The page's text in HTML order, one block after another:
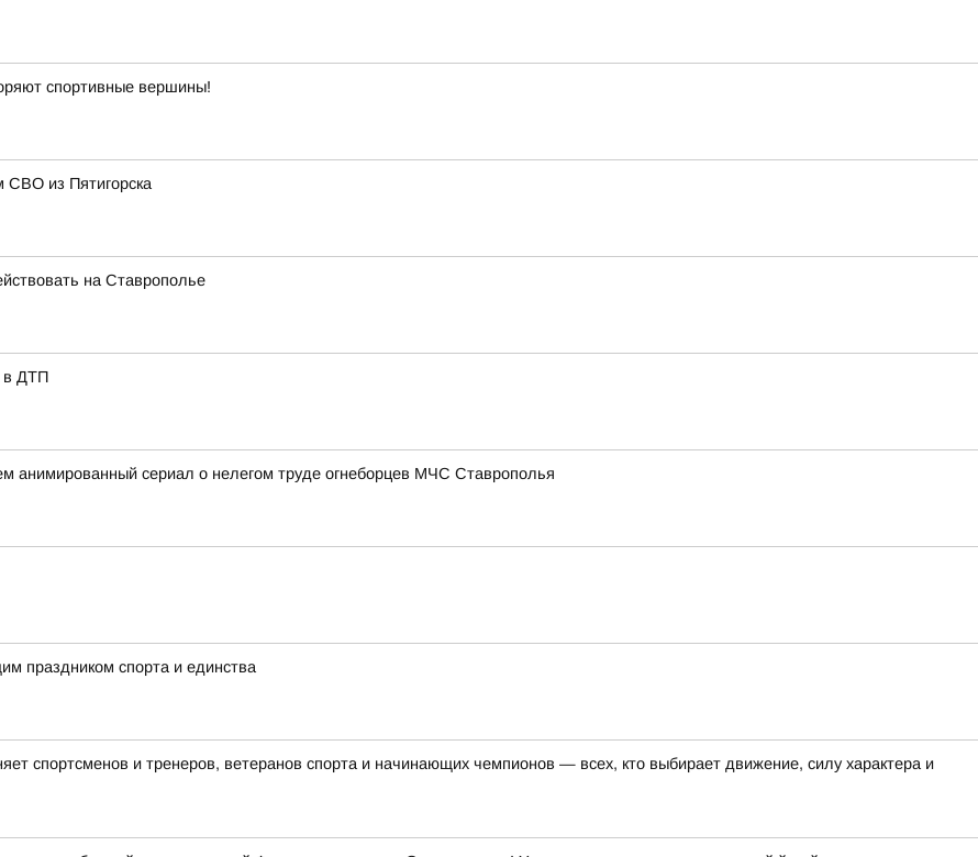
спортивные вершины!
СВО из Пятигорска
на Ставрополье
в ДТП
анимированный сериал о нелегом труде огнеборцев МЧС Ставрополья
праздником спорта и единства
спортсменов и тренеров, ветеранов спорта и начинающих чемпионов — всех, кто выбирает движение, силу характера и